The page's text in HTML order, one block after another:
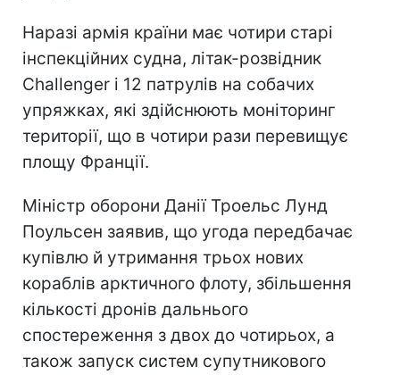
Наразі армія країни має чотири старі
інспекційних судна, літак-розвідник
Challenger і 12 патрулів на собачих
упряжках, які здійснюють моніторинг
території, що в чотири рази перевищує
площу Франції.
Міністр оборони Данії Троельс Лунд
Поульсен заявив, що угода передбачає
купівлю й утримання трьох нових
кораблів арктичного флоту, збільшення
кількості дронів дальнього
спостереження з двох до чотирьох, а
також запуск систем супутникового